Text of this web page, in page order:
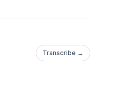
Transcribe →